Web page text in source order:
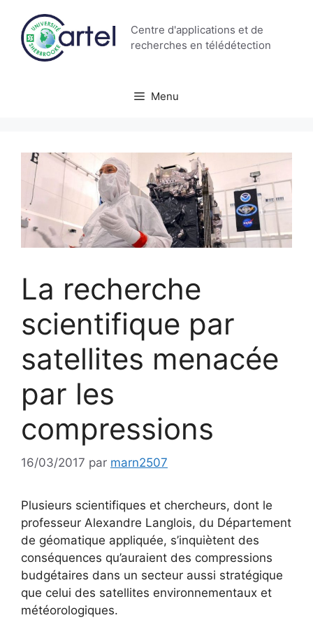
contenu
Centre d'applications et de
recherches en télédétection
Menu
La recherche
scientifique par
satellites menacée
par les
compressions
16/03/2017 par marn2507
Plusieurs scientifiques et chercheurs, dont le
professeur Alexandre Langlois, du Département
de géomatique appliquée, s’inquiètent des
conséquences qu’auraient des compressions
budgétaires dans un secteur aussi stratégique
que celui des satellites environnementaux et
météorologiques.